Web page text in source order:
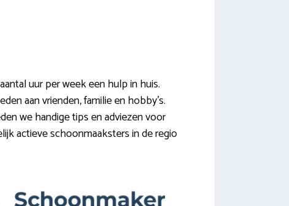
uur per week een hulp in huis.
aan vrienden, familie en hobby’s.
we handige tips en adviezen voor
actieve schoonmaaksters in de regio